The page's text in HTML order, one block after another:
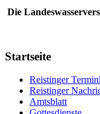
Die
Startseite
Reistinger
Reistinger
Amtsblatt